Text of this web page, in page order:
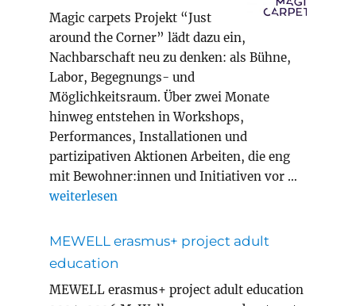
Magic carpets Projekt “Just
around the Corner” lädt dazu ein,
Nachbarschaft neu zu denken: als Bühne,
Labor, Begegnungs- und
Möglichkeitsraum. Über zwei Monate
hinweg entstehen in Workshops,
Performances, Installationen und
partizipativen Aktionen Arbeiten, die eng
mit Bewohner:innen und Initiativen vor …
„Magic Carpets Year 8 in Innsbruck“
weiterlesen
MEWELL erasmus+ project adult
education
MEWELL erasmus+ project adult education